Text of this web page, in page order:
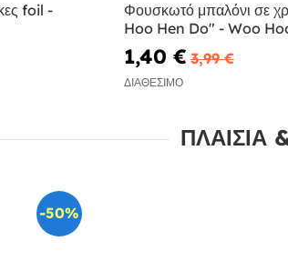
foil -
Φουσκωτό μπαλόνι σε
Hoo Hen Do" - Woo
1,40 € 3,99 €
ΔΙΑΘΈΣΙΜΟ
ΠΛΑΊΣΙΑ
-50%